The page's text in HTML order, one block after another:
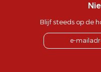
Blijf steeds op de